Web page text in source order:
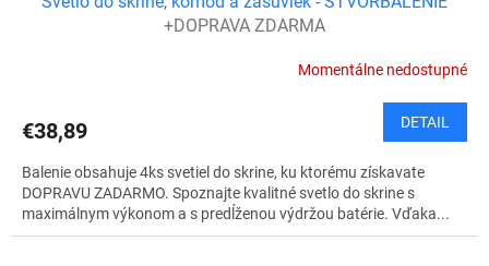
A
R
M
+DOPRAVA ZDARMA
Momentálne nedostupné
€38,89 DETAIL
Balenie obsahuje 4ks svetiel do skrine, ku ktorému získavate
DOPRAVU ZADARMO. Spoznajte kvalitné svetlo do skrine s
maximálnym výkonom a s predĺženou výdržou batérie. Vďaka...